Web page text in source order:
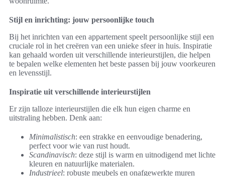
Stijl en inrichting: jouw persoonlijke touch
Bij het inrichten van een appartement speelt persoonlijke stijl een
cruciale rol in het creëren van een unieke sfeer in huis. Inspiratie
kan gehaald worden uit verschillende interieurstijlen, die helpen
te bepalen welke elementen het beste passen bij jouw voorkeuren
en levensstijl.
Inspiratie uit verschillende interieurstijlen
Er zijn talloze interieurstijlen die elk hun eigen charme en
uitstraling hebben. Denk aan:
Minimalistisch: een strakke en eenvoudige benadering,
perfect voor wie van rust houdt.
Scandinavisch: deze stijl is warm en uitnodigend met lichte
kleuren en natuurlijke materialen.
Industrieel: robuste meubels en onafgewerkte muren